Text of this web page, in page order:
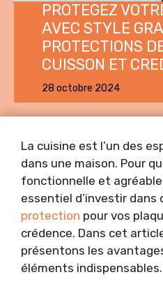
PROTEGEZ
AVEC STYLE
PROTECTIONS
CUISSON ET
28 octobre 2024
La cuisine est l’un des
dans une maison. Pour
fonctionnelle et
essentiel d’investir dans
protection pour vos
crédence. Dans cet
présentons les
éléments indispensables.